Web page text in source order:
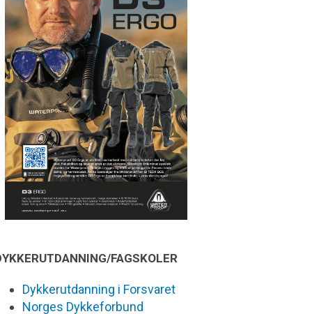
FAGSKOLER
Dykkerutdanning i Forsvaret
Norges Dykkeforbund